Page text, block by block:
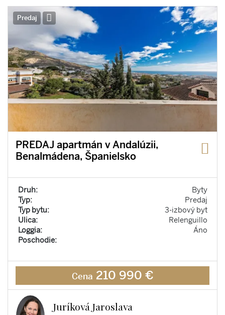
Predaj
PREDAJ apartmán v Andalúzii,
Benalmádena, Španielsko
Druh:
Byty
Typ:
Predaj
Typ bytu:
3-izbový byt
Ulica:
Relenguillo
Loggia:
Áno
Poschodie:
Cena 210 990 €
Juríková Jaroslava